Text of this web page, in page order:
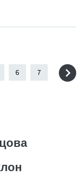
6 7